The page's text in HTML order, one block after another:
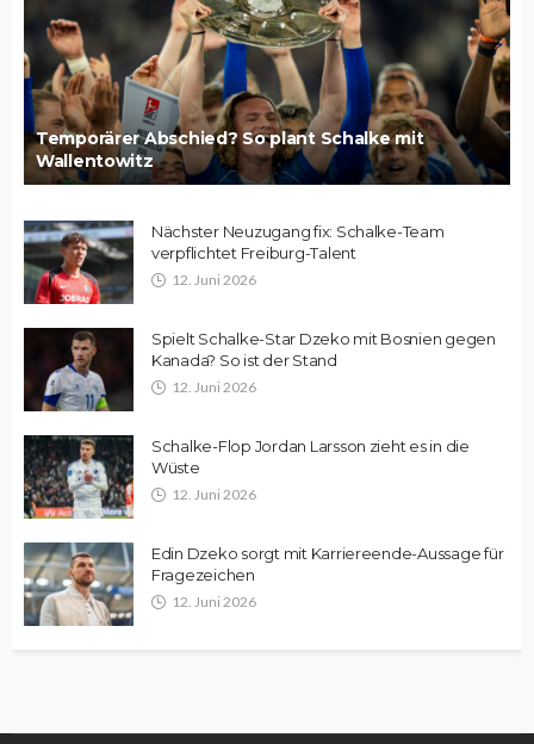
Temporärer Abschied? So plant Schalke mit
Wallentowitz
Nächster Neuzugang fix: Schalke-Team
verpflichtet Freiburg-Talent
12. Juni 2026
Spielt Schalke-Star Dzeko mit Bosnien gegen
Kanada? So ist der Stand
12. Juni 2026
Schalke-Flop Jordan Larsson zieht es in die
Wüste
12. Juni 2026
Edin Dzeko sorgt mit Karriereende-Aussage für
Fragezeichen
12. Juni 2026